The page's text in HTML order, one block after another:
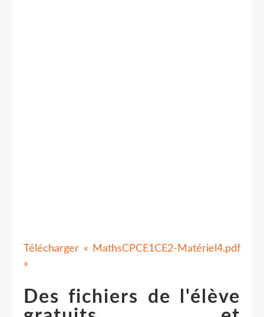
Télécharger « MathsCPCE1CE2-Matériel4.pdf
»
Des fichiers de l'élève